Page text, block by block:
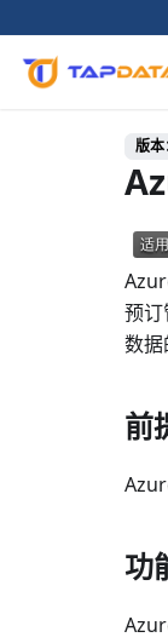
版
预
数据
前
功